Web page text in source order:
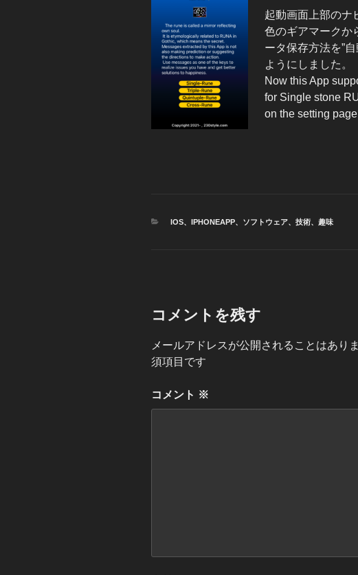
起動画面上部のナ
色のギアマークか
ータ保存方法を”
ようにしました。
Now this App
for Single stone
on the setting
カ
IOS、 IPHONEAPP、 ソフトウェア、 技術、 趣味
コメントを残す
メールアドレスが公開されることはありま
須項目です
コメント ※